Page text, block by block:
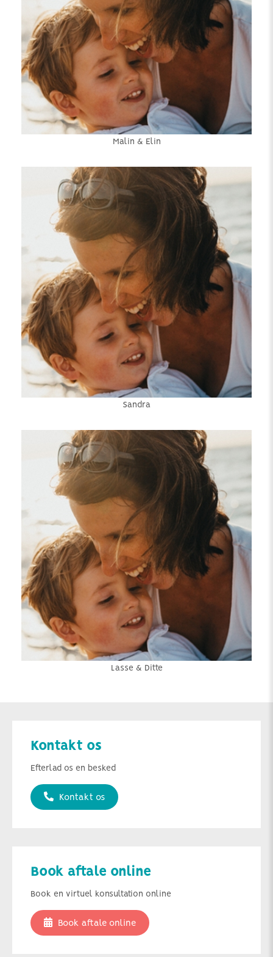
Malin & Elin
Sandra
Lasse & Ditte
Kontakt os
Efterlad os en besked
Kontakt os
Book aftale online
Book en virtuel konsultation online
Book aftale online